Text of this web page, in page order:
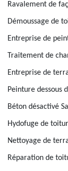
Ravalement de
Démoussage de
Entreprise de
Traitement de
Entreprise de
Peinture dessous
Béton désactivé
Hydofuge de
Nettoyage de
Réparation de